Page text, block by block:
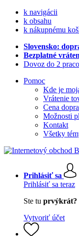
k navigácii
k obsahu
k nákupnému
Slovensko:
Bezplatné
Dovoz do 2
Pomoc
Kde je
Vrátenie
Cena
Možnosti
Kontakt
Všetky
Prihlásiť sa
Prihlásiť sa teraz
Ste tu prvýkrát?
Vytvoriť účet